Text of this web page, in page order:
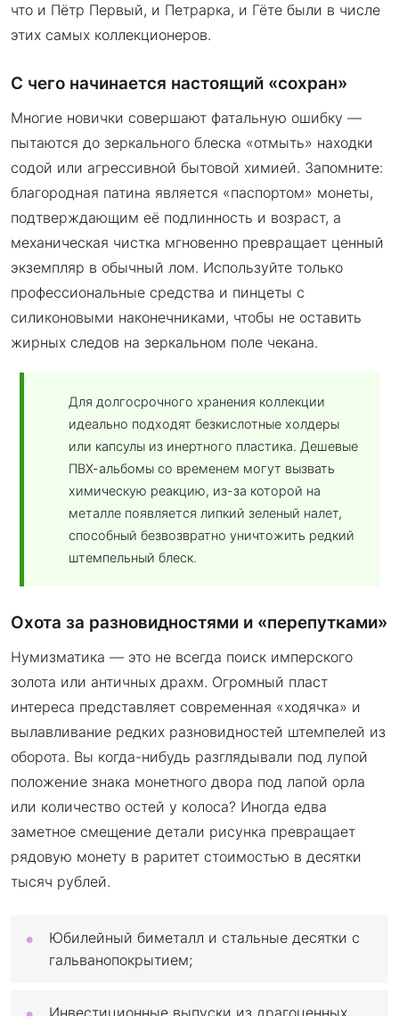
что и Пётр Первый, и Петрарка, и Гёте были в числе
этих самых коллекционеров.
С чего начинается настоящий «сохран»
Многие новички совершают фатальную ошибку —
пытаются до зеркального блеска «отмыть» находки
содой или агрессивной бытовой химией. Запомните:
благородная патина является «паспортом» монеты,
подтверждающим её подлинность и возраст, а
механическая чистка мгновенно превращает ценный
экземпляр в обычный лом. Используйте только
профессиональные средства и пинцеты с
силиконовыми наконечниками, чтобы не оставить
жирных следов на зеркальном поле чекана.
Для долгосрочного хранения коллекции
идеально подходят безкислотные холдеры
или капсулы из инертного пластика. Дешевые
ПВХ-альбомы со временем могут вызвать
химическую реакцию, из-за которой на
металле появляется липкий зеленый налет,
способный безвозвратно уничтожить редкий
штемпельный блеск.
Охота за разновидностями и «перепутками»
Нумизматика — это не всегда поиск имперского
золота или античных драхм. Огромный пласт
интереса представляет современная «ходячка» и
вылавливание редких разновидностей штемпелей из
оборота. Вы когда-нибудь разглядывали под лупой
положение знака монетного двора под лапой орла
или количество остей у колоса? Иногда едва
заметное смещение детали рисунка превращает
рядовую монету в раритет стоимостью в десятки
тысяч рублей.
Юбилейный биметалл и стальные десятки с
гальванопокрытием;
Инвестиционные выпуски из драгоценных